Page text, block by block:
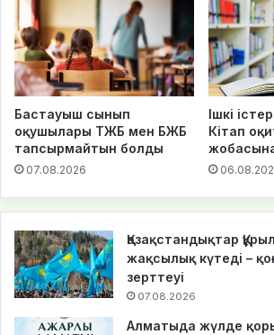
Бастауыш сынып
оқушылары ТЖБ мен БЖБ
тапсырмайтын болды
07.08.2026
Ішкі
Кітап
Қазақстандықтар
жақсылық күтеді –
зерттеуі
07.08.2026
Алматыда жүлде